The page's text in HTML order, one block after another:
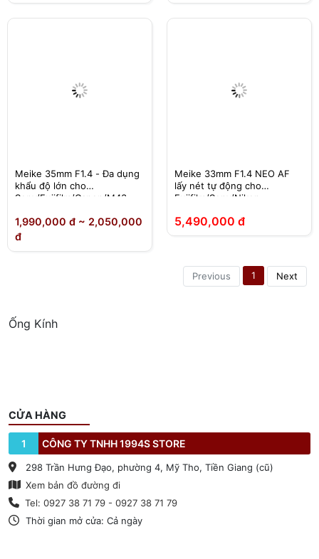
Meike 35mm F1.4 - Đa dụng
khẩu độ lớn cho
Sony/Fujifilm/Canon/M43
1,990,000 đ ~ 2,050,000
đ
Meike 33mm F1.4 NEO AF
lấy nét tự động cho
Fujifilm/Sony/Nikon
5,490,000 đ
Previous 1 Next
Ống Kính
CỬA HÀNG
1 CÔNG TY TNHH 1994S STORE
298 Trần Hưng Đạo, phường 4, Mỹ Tho, Tiền Giang (cũ)
Xem bản đồ đường đi
Tel: 0927 38 71 79 - 0927 38 71 79
Thời gian mở cửa: Cả ngày